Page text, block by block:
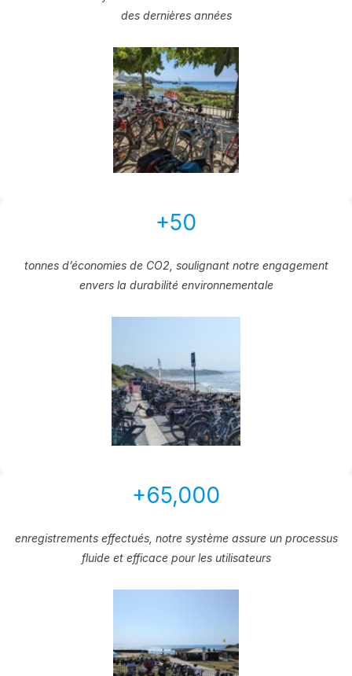
des dernières années
+50
tonnes d’économies de CO2, soulignant notre engagement
envers la durabilité environnementale
+65,000
enregistrements effectués, notre système assure un processus
fluide et efficace pour les utilisateurs